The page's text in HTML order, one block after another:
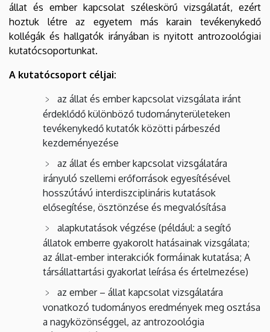
állat és ember kapcsolat széleskörű vizsgálatát, ezért
hoztuk létre az egyetem más karain tevékenykedő
kollégák és hallgatók irányában is nyitott antrozoológiai
kutatócsoportunkat.
A kutatócsoport céljai:
az állat és ember kapcsolat vizsgálata iránt
érdeklődő különböző tudományterületeken
tevékenykedő kutatók közötti párbeszéd
kezdeményezése
az állat és ember kapcsolat vizsgálatára
irányuló szellemi erőforrások egyesítésével
hosszútávú interdiszciplináris kutatások
elősegítése, ösztönzése és megvalósítása
alapkutatások végzése (például: a segítő
állatok emberre gyakorolt hatásainak vizsgálata;
az állat-ember interakciók formáinak kutatása; A
társállattartási gyakorlat leírása és értelmezése)
az ember – állat kapcsolat vizsgálatára
vonatkozó tudományos eredmények meg osztása
a nagyközönséggel, az antrozoológia